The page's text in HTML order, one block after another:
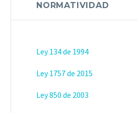
NORMATIVIDAD
Ley 134 de 1994
Ley 1757 de 2015
Ley 850 de 2003